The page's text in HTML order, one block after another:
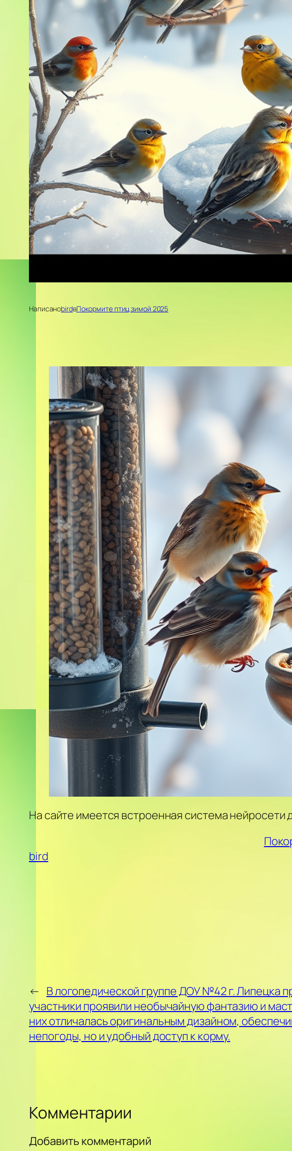
НаписаноbirdвПокормите птиц зимой 2025
На сайте имеется встроенная система
bird
← В логопедической группе ДОУ №42 г. Липецка
участники проявили необычайную фантазию и
них отличалась оригинальным дизайном,
непогоды, но и удобный доступ к корму.
Комментарии
Добавить комментарий